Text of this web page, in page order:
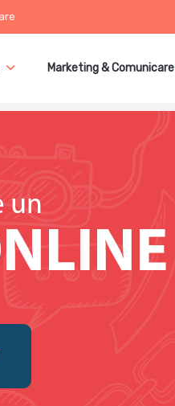
Marketing & Comunicare